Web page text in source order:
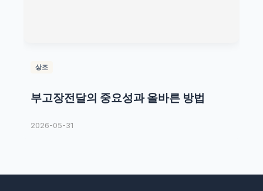
상조
부고장전달의 중요성과 올바른 방법
2026-05-31